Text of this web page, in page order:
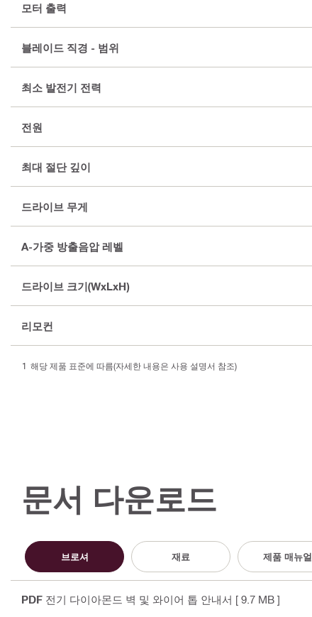
모터 출력
블레이드 직경 - 범위
최소 발전기 전력
전원
최대 절단 깊이
드라이브 무게
A-가중 방출음압 레벨
드라이브 크기(WxLxH)
리모컨
해당 제품 표준에 따름(자세한 내용은 사용 설명서 참조)
문서 다운로드
브로셔 재료 제품 매뉴얼
PDF 전기 다이아몬드 벽 및 와이어 톱 안내서 [ 9.7 MB ]